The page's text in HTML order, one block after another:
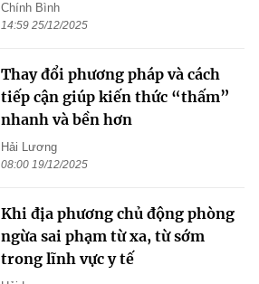
Chính Bình
14:59 25/12/2025
Thay đổi phương pháp và cách
tiếp cận giúp kiến thức “thấm”
nhanh và bền hơn
Hải Lương
08:00 19/12/2025
Khi địa phương chủ động phòng
ngừa sai phạm từ xa, từ sớm
trong lĩnh vực y tế